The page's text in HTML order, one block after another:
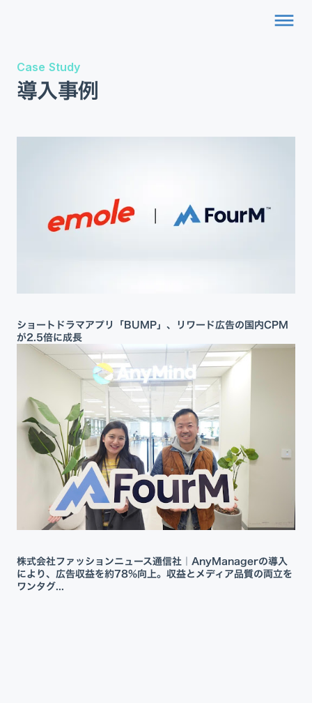
dehaze
Case Study
導入事例
ショートドラマアプリ「BUMP」、リワード広告の国内CPM
が2.5倍に成長
株式会社ファッションニュース通信社｜AnyManagerの導入
により、広告収益を約78%向上。収益とメディア品質の両立を
ワンタグ...